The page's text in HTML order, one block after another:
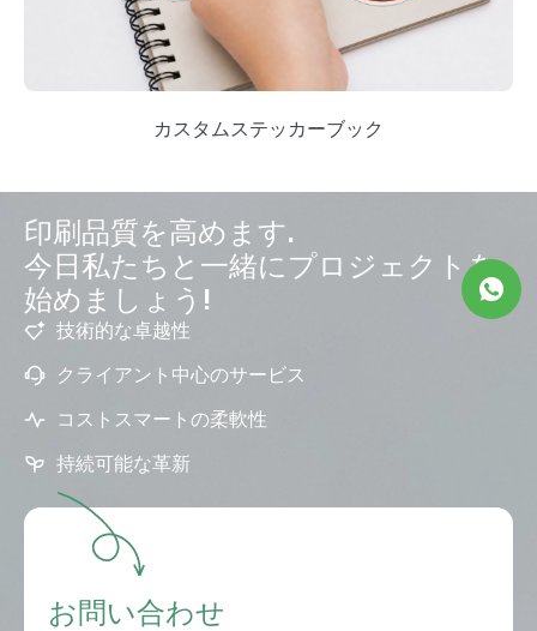
カスタムステッカーブック
印刷品質を高めます.
今日私たちと一緒にプロジェクトを
始めましょう!
技術的な卓越性
クライアント中心のサービス
コストスマートの柔軟性
持続可能な革新
お問い合わせ